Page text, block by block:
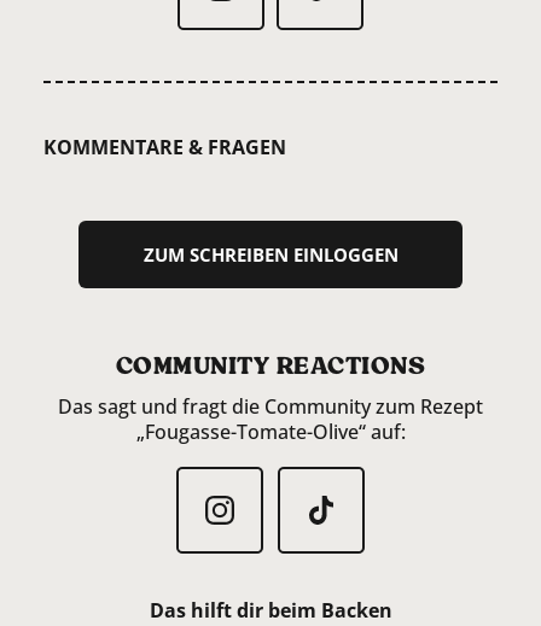
KOMMENTARE & FRAGEN
ZUM SCHREIBEN EINLOGGEN
COMMUNITY REACTIONS
Das sagt und fragt die Community zum Rezept
„Fougasse-Tomate-Olive“ auf:
Das hilft dir beim Backen